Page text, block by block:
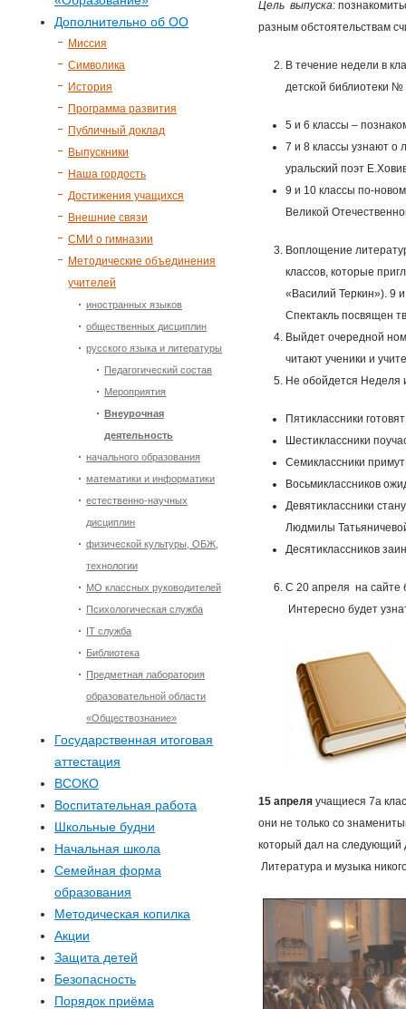
Цель выпуска:
разным обстоятельствам
В течение недели в
детской библиотеки
5 и 6 классы –
7 и 8 классы узнают о
уральский поэт
9 и 10 классы по-
Великой
Воплощение
классов, которые
«Василий Теркин»). 9
Спектакль посвящен
Выйдет очередной
читают ученики и
Не обойдется Неделя
Пятиклассники
Шестиклассники
Семиклассники примут
Восьмиклассников
Девятиклассники
Людмилы
Десятиклассников
С 20 апреля на
Интересно будет
15 апреля учащиеся 7а
они не только со
который дал на следующий
Литература и музыка
Дополнительно об ОО
Миссия
Символика
История
Программа развития
Публичный доклад
Выпускники
Наша гордость
Достижения учащихся
Внешние связи
СМИ о гимназии
Методические объединения
учителей
иностранных языков
общественных дисциплин
русского языка и литературы
Педагогический состав
Мероприятия
Внеурочная
деятельность
начального образования
математики и информатики
естественно-научных
дисциплин
физической культуры, ОБЖ,
технологии
МО классных руководителей
Психологическая служба
IT служба
Библиотека
Предметная лаборатория
образовательной области
«Обществознание»
Государственная итоговая
аттестация
ВСОКО
Воспитательная работа
Школьные будни
Начальная школа
Семейная форма
образования
Методическая копилка
Акции
Защита детей
Безопасность
Порядок приёма